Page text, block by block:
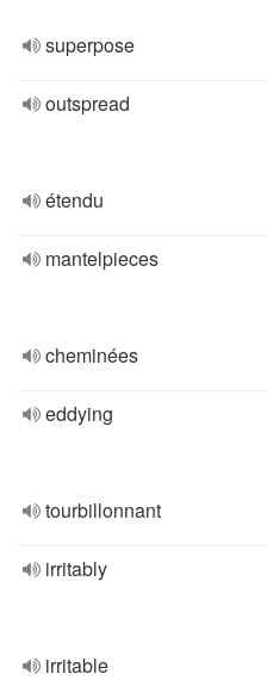
superpose
outspread
étendu
mantelpieces
cheminées
eddying
tourbillonnant
irritably
irritable